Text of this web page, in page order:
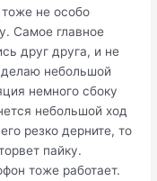
не особо
Самое главное
друг друга, и не
небольшой
немного сбоку
небольшой ход
резко дерните, то
пайку.
тоже работает.